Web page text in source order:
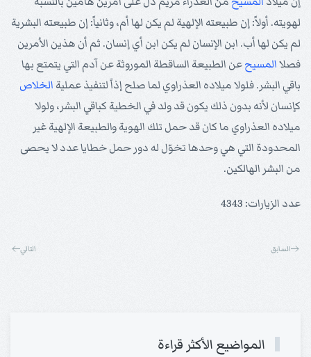
لهويته. أولاً: إن طبيعته الإلهية لم يكن لها أم، وثانياً: إن طبيعته البشرية
لم يكن لها أب. ابن الإنسان لم يكن ابن أي إنسان. ثم أن هذين الأمرين
فصلاالمسيحعن الطبيعة الساقطة الموروثة عن آدم التي يتمتع بها
باقي البشر. فلولا ميلاده العذراوي لما صلح إذاً لتنفيذ عملية الخلاص
كإنسان لأنه بدون ذلك يكون قد ولد في الخطية كباقي البشر، ولولا
ميلاده العذراوي ما كان قد حمل تلك الهوية والطبيعة الإلهية غير
المحدودة التي هي وحدها تخوّل له دور حمل خطايا عدد لا يحصى
من البشر الهالكين.
عدد الزيارات: 4343
السابق التالي
المواضيع الأكثر قراءة